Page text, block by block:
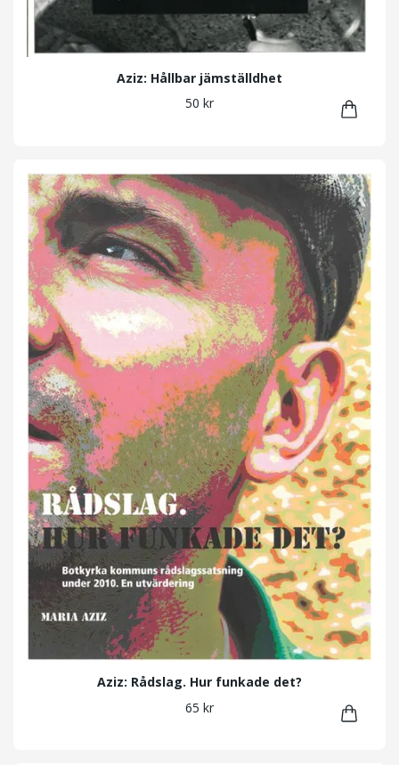
Aziz: Hållbar jämställdhet
50 kr
Aziz: Rådslag. Hur funkade det?
65 kr